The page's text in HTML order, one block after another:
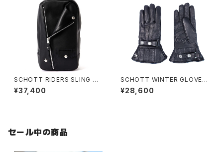
SCHOTT RIDERS SLING BA
G
¥37,400
SCHOTT WINTER GLOVE
MID
¥28,600
セール中の商品